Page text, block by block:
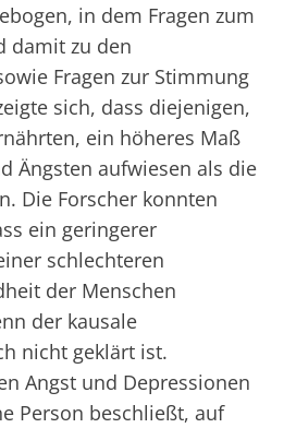
in dem Fragen zum
damit zu den
Fragen zur Stimmung
sich, dass diejenigen,
ein höheres Maß
Ängsten aufwiesen als die
Die Forscher konnten
ein geringerer
schlechteren
der Menschen
der kausale
nicht geklärt ist.
Angst und Depressionen
Person beschließt, auf